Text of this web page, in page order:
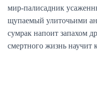
мир-палисадник
щупаемый улиточьими
сумрак напоит запахом
смертного жизнь